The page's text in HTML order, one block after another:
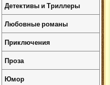
Детективы и Триллеры
Любовные романы
Приключения
Проза
Юмор